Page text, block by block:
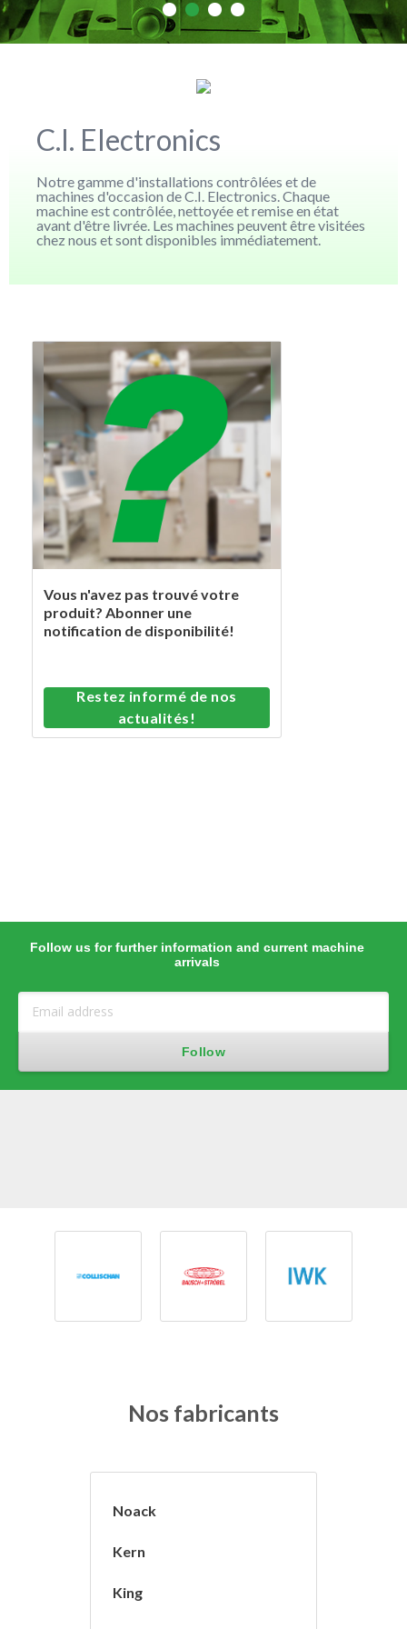
C.I. Electronics
Notre gamme d'installations contrôlées et de
machines d'occasion de C.I. Electronics. Chaque
machine est contrôlée, nettoyée et remise en état
avant d'être livrée. Les machines peuvent être visitées
chez nous et sont disponibles immédiatement.
Vous n'avez pas trouvé votre
produit? Abonner une
notification de disponibilité!
Restez informé de nos
actualités!
Follow us for further information and current machine
arrivals
Nos fabricants
Noack
Kern
King